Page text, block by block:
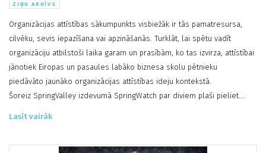
ZIŅU ARHĪVS
Organizācijas attīstības sākumpunkts visbiežāk ir tās pamatresursa,
cilvēku, sevis iepazīšana vai apzināšanās. Turklāt, lai spētu vadīt
organizāciju atbilstoši laika garam un prasībām, ko tas izvirza, attīstībai
jānotiek Eiropas un pasaules labāko biznesa skolu pētnieku
piedāvāto jaunāko organizācijas attīstības ideju kontekstā.
Šoreiz SpringValley izdevumā SpringWatch par diviem plaši pieliet...
Lasīt vairāk